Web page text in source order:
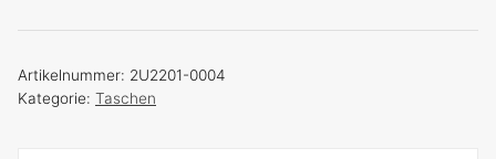
Menge
Artikelnummer: 2U2201-0004
Kategorie: Taschen